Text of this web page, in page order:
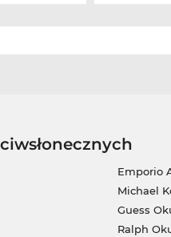
Emporio
Michael
Guess
Ralph